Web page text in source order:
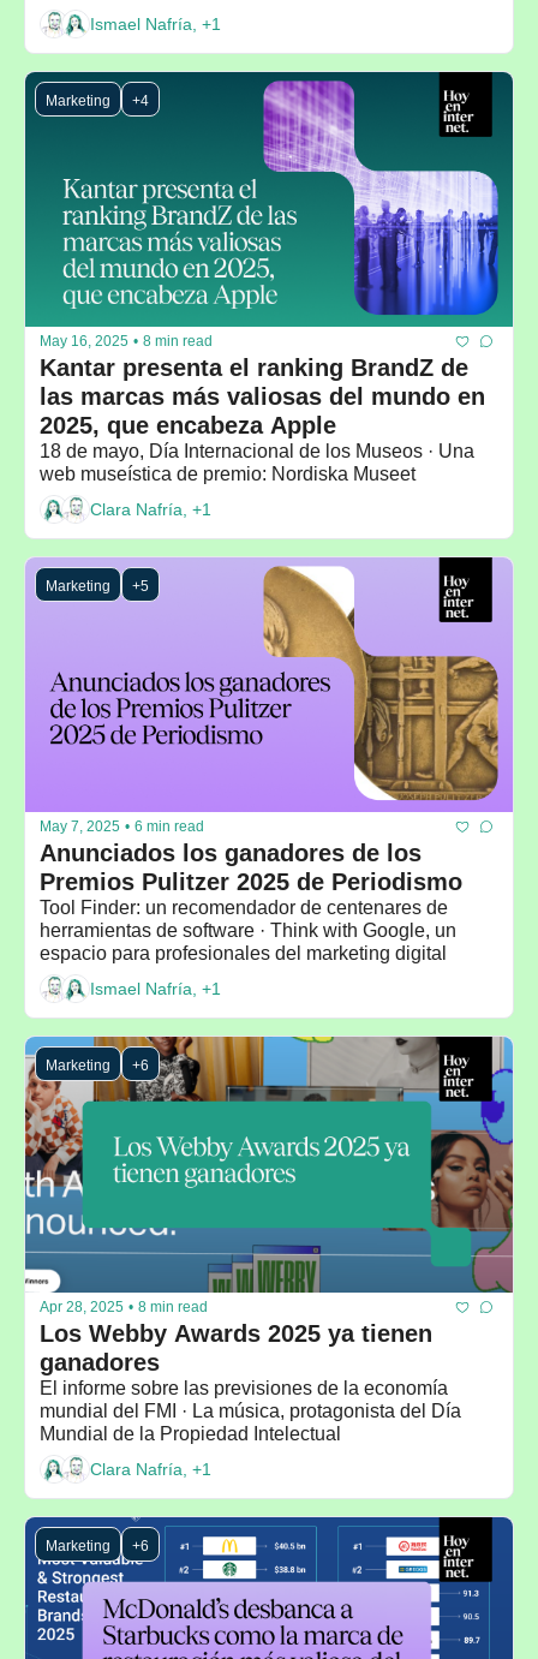
Ismael Nafría, +1
Marketing +4
May 16, 2025 • 8 min read
Kantar presenta el ranking BrandZ de
las marcas más valiosas del mundo en
2025, que encabeza Apple
18 de mayo, Día Internacional de los Museos · Una
web museística de premio: Nordiska Museet
Clara Nafría, +1
Marketing +5
May 7, 2025 • 6 min read
Anunciados los ganadores de los
Premios Pulitzer 2025 de Periodismo
Tool Finder: un recomendador de centenares de
herramientas de software · Think with Google, un
espacio para profesionales del marketing digital
Ismael Nafría, +1
Marketing +6
Apr 28, 2025 • 8 min read
Los Webby Awards 2025 ya tienen
ganadores
El informe sobre las previsiones de la economía
mundial del FMI · La música, protagonista del Día
Mundial de la Propiedad Intelectual
Clara Nafría, +1
Marketing +6